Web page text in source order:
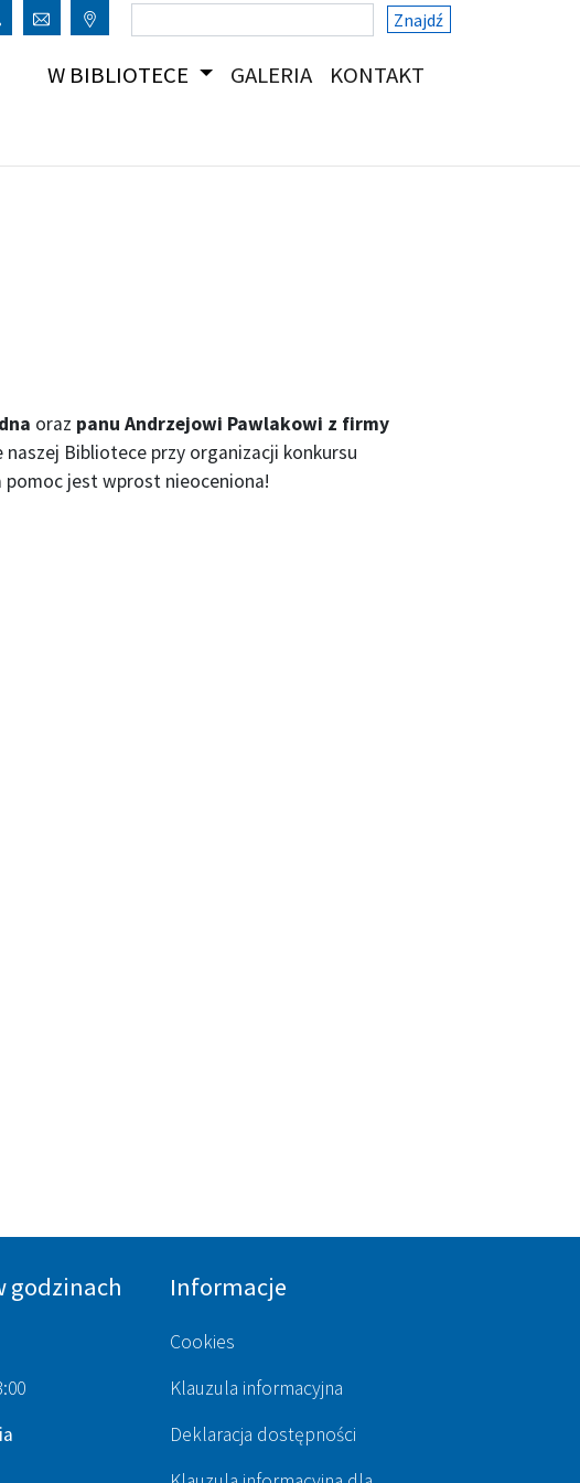
Znajdź
W BIBLIOTECE GALERIA(CURRENT)
KONTAKT
oraz panu Andrzejowi Pawlakowi z firmy
Bibliotece przy organizacji konkursu
pomoc jest wprost nieoceniona!
godzinach Informacje
Cookies
Klauzula informacyjna
Deklaracja dostępności